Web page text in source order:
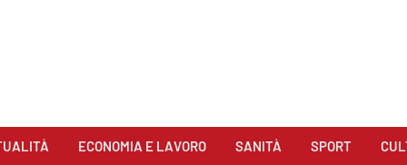
ECONOMIA E LAVORO SANITÀ SPORT